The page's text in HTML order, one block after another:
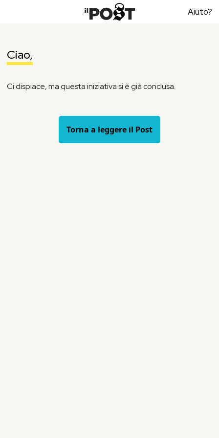
Aiuto?
Ciao,
Ci dispiace, ma questa iniziativa si è già conclusa.
Torna a leggere il Post